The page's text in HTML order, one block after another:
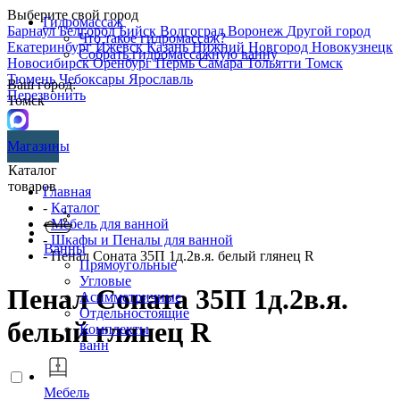
Выберите свой город
БарнаулБелгородБийск ВолгоградВоронеж Другой город
ЕкатеринбургИжевскКазаньНижний Новгород Новокузнецк
НовосибирскОренбургПермьСамараТольятти Томск
ТюменьЧебоксары Ярославль
Перезвонить
Гидромассаж
Что такое гидромассаж?
Собрать гидромассажную ванну
Ваш город:
Томск
Магазины
Каталог
товаров
Ванны
Прямоугольные
Угловые
Асимметричные
Отдельностоящие
Комплекты
ванн
Мебель
Главная
- Каталог
-Мебель для ванной
- Шкафы и Пеналы для ванной
- Пенал Соната 35П 1д.2в.я. белый глянец R
Пенал Соната 35П 1д.2в.я.
белый глянец R